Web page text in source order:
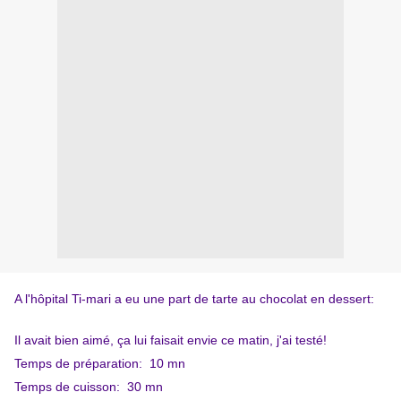
A l'hôpital Ti-mari a eu une part de tarte au chocolat en dessert:
Il avait bien aimé, ça lui faisait envie ce matin, j'ai testé!
Temps de préparation: 10 mn
Temps de cuisson: 30 mn